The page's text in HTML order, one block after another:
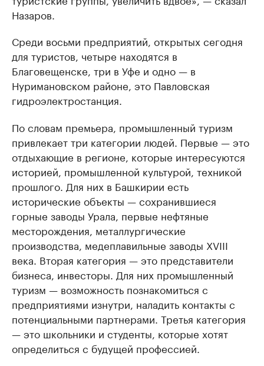
Назаров.
Среди восьми предприятий, открытых сегодня
для туристов, четыре находятся в
Благовещенске, три в Уфе и одно — в
Нуримановском районе, это Павловская
гидроэлектростанция.
По словам премьера, промышленный туризм
привлекает три категории людей. Первые — это
отдыхающие в регионе, которые интересуются
историей, промышленной культурой, техникой
прошлого. Для них в Башкирии есть
исторические объекты — сохранившиеся
горные заводы Урала, первые нефтяные
месторождения, металлургические
производства, медеплавильные заводы XVIII
века. Вторая категория — это представители
бизнеса, инвесторы. Для них промышленный
туризм — возможность познакомиться с
предприятиями изнутри, наладить контакты с
потенциальными партнерами. Третья категория
— это школьники и студенты, которые хотят
определиться с будущей профессией.